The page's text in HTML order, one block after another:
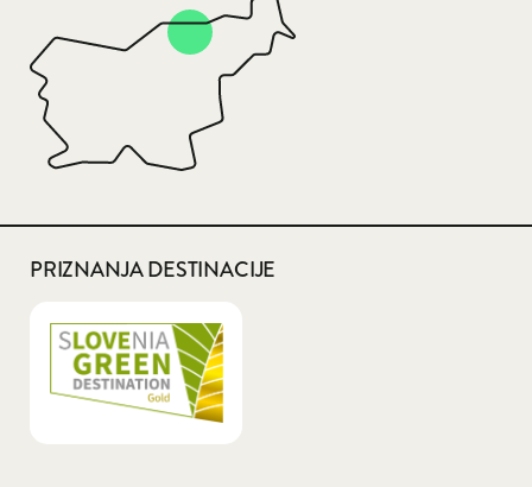
PRIZNANJA DESTINACIJE